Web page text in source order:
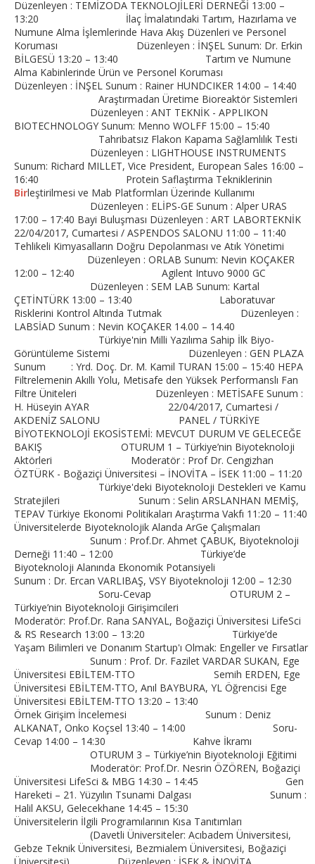
Düzenleyen : TEMİZODA TEKNOLOJİLERİ DERNEĞİ 13:00 –
13:20 İlaç İmalatındaki Tartım, Hazırlama ve
Numune Alma İşlemlerinde Hava Akış Düzenleri ve Personel
Koruması Düzenleyen : İNŞEL Sunum: Dr. Erkin
BİLGESÜ 13:20 – 13:40 Tartım ve Numune
Alma Kabinlerinde Ürün ve Personel Koruması
Düzenleyen : İNŞEL Sunum : Rainer HUNDCIKER 14:00 – 14:40
Araştırmadan Üretime Bioreaktör Sistemleri
Düzenleyen : ANT TEKNİK - APPLIKON
BIOTECHNOLOGY Sunum: Menno WOLFF 15:00 – 15:40
Tahribatsız Flakon Kapama Sağlamlılık Testi
Düzenleyen : LIGHTHOUSE INSTRUMENTS
Sunum: Richard MILLET, Vice President, European Sales 16:00 –
16:40 Protein Saflaştırma Tekniklerinin
Birleştirilmesi ve Mab Platformları Üzerinde Kullanımı
Düzenleyen : ELİPS-GE Sunum : Alper URAS
17:00 – 17:40 Bayi Buluşması Düzenleyen : ART LABORTEKNİK
22/04/2017, Cumartesi / ASPENDOS SALONU 11:00 – 11:40
Tehlikeli Kimyasalların Doğru Depolanması ve Atık Yönetimi
Düzenleyen : ORLAB Sunum: Nevin KOÇAKER
12:00 – 12:40 Agilent Intuvo 9000 GC
Düzenleyen : SEM LAB Sunum: Kartal
ÇETİNTÜRK 13:00 – 13:40 Laboratuvar
Risklerini Kontrol Altında Tutmak Düzenleyen :
LABSİAD Sunum : Nevin KOÇAKER 14.00 – 14.40
Türkiye'nin Milli Yazılıma Sahip İlk Biyo-
Görüntüleme Sistemi Düzenleyen : GEN PLAZA
Sunum : Yrd. Doç. Dr. M. Kamil TURAN 15:00 – 15:40 HEPA
Filtrelemenin Akıllı Yolu, Metisafe den Yüksek Performanslı Fan
Filtre Üniteleri Düzenleyen : METİSAFE Sunum :
H. Hüseyin AYAR 22/04/2017, Cumartesi /
AKDENİZ SALONU PANEL / TÜRKİYE
BİYOTEKNOLOJİ EKOSİSTEMİ: MEVCUT DURUM VE GELECEĞE
BAKIŞ OTURUM 1 – Türkiye’nin Biyoteknoloji
Aktörleri Moderatör : Prof Dr. Cengizhan
ÖZTÜRK - Boğaziçi Üniversitesi – İNOVİTA – İSEK 11:00 – 11:20
Türkiye'deki Biyoteknoloji Destekleri ve Kamu
Stratejileri Sunum : Selin ARSLANHAN MEMİŞ,
TEPAV Türkiye Ekonomi Politikaları Araştırma Vakfı 11:20 – 11:40
Üniversitelerde Biyoteknolojik Alanda ArGe Çalışmaları
Sunum : Prof.Dr. Ahmet ÇABUK, Biyoteknoloji
Derneği 11:40 – 12:00 Türkiye’de
Biyoteknoloji Alanında Ekonomik Potansiyeli
Sunum : Dr. Ercan VARLIBAŞ, VSY Biyoteknoloji 12:00 – 12:30
Soru-Cevap OTURUM 2 –
Türkiye’nin Biyoteknoloji Girişimcileri
Moderatör: Prof.Dr. Rana SANYAL, Boğaziçi Üniversitesi LifeSci
& RS Research 13:00 – 13:20 Türkiye’de
Yaşam Bilimleri ve Donanım Startup'ı Olmak: Engeller ve Fırsatlar
Sunum : Prof. Dr. Fazilet VARDAR SUKAN, Ege
Üniversitesi EBİLTEM-TTO Semih ERDEN, Ege
Üniversitesi EBİLTEM-TTO, Anıl BAYBURA, YL Öğrencisi Ege
Üniversitesi EBİLTEM-TTO 13:20 – 13:40
Örnek Girişim İncelemesi Sunum : Deniz
ALKANAT, Onko Koçsel 13:40 – 14:00 Soru-
Cevap 14:00 – 14:30 Kahve İkramı
OTURUM 3 – Türkiye’nin Biyoteknoloji Eğitimi
Moderatör: Prof.Dr. Nesrin ÖZÖREN, Boğaziçi
Üniversitesi LifeSci & MBG 14:30 – 14:45 Gen
Hareketi – 21. Yüzyılın Tsunami Dalgası Sunum :
Halil AKSU, Gelecekhane 14:45 – 15:30
Üniversitelerin İlgili Programılarının Kısa Tanıtımları
(Davetli Üniversiteler: Acıbadem Üniversitesi,
Gebze Teknik Üniversitesi, Bezmialem Üniversitesi, Boğaziçi
Üniversitesi) Düzenleyen : İSEK & İNOVİTA